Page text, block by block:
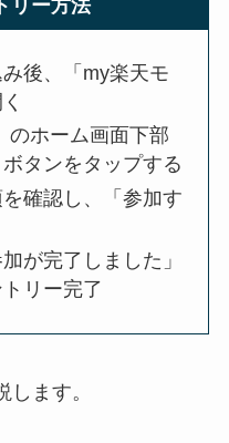
リー方法
後、「my楽天モ
のホーム画面下部
タンをタップする
確認し、「参加す
が完了しました」
リー完了
ます。